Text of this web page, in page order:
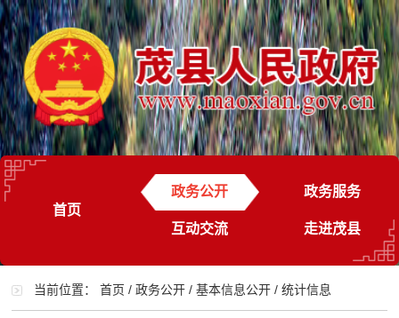
首页
政务公开 政务服务
互动交流 走进茂县
当前位置：首页 /政务公开 /基本信息公开 /统计信息